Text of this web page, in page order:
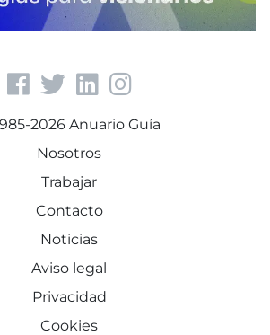
2026 Anuario Guía
Nosotros
Trabajar
Contacto
Noticias
Aviso legal
Privacidad
Cookies